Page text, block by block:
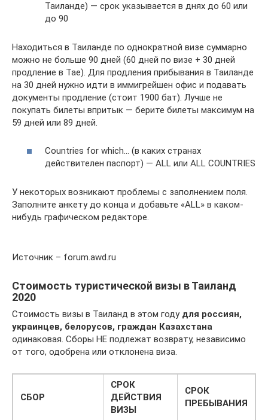
Таиланде) — срок указывается в днях до 60 или
до 90
Находиться в Таиланде по однократной визе суммарно
можно не больше 90 дней (60 дней по визе + 30 дней
продление в Тае). Для продления прибывания в Таиланде
на 30 дней нужно идти в иммигрейшен офис и подавать
документы продление (стоит 1900 бат). Лучше не
покупать билеты впритык — берите билеты максимум на
59 дней или 89 дней.
Countries for which… (в каких странах
действителен паспорт) — ALL или ALL COUNTRIES
У некоторых возникают проблемы с заполнением поля.
Заполните анкету до конца и добавьте «ALL» в каком-
нибудь графическом редакторе.
Источник – forum.awd.ru
Стоимость туристической визы в Таиланд
2020
Стоимость визы в Таиланд в этом году для россиян,
украинцев, белорусов, граждан Казахстана
одинаковая. Сборы НЕ подлежат возврату, независимо
от того, одобрена или отклонена виза.
СБОР
СРОК
ДЕЙСТВИЯ
ВИЗЫ
СРОК
ПРЕБЫВАНИЯ